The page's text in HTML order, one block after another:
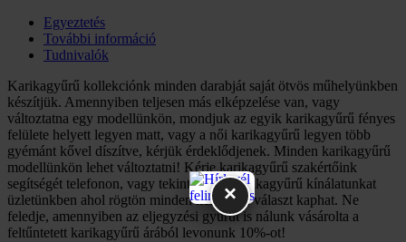
Egyeztetés
További információ
Tudnivalók
Karikagyűrű kollekciónk minden darabját saját ötvös műhelyünkben
készítjük. Amennyiben teljesen más elképzelése van, vagy
változtatna egy modellünkön, mondjuk az egyik karikagyűrű fényes
felülete helyett legyen matt, vagy a női karikagyűrű legyen több
gyémánt kővel díszítve, kérjük érdeklődjenek. Minden karikagyűrű
modellünkön lehet változtatni! Kérje karikagyűrű szakértőink
segítségét telefonon, vagy tekintse meg karikagyűrű kínálatunkat
üzletünkben ahol rögtön minden kérdésére választ kaphat. Ne
feledje, amennyiben az eljegyzési gyűrűt is nálunk vásárolta a
feltűntetett karikagyűrű árából levonunk 10%-ot!
×